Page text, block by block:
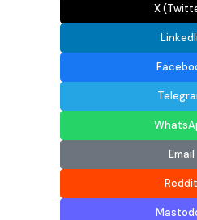
X
Email
Reddit